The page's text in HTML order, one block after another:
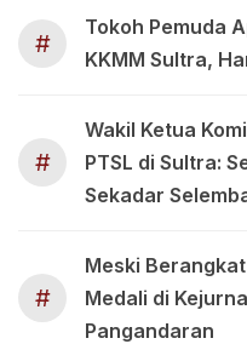
#
Tokoh Pemuda
KKMM Sultra,
#
Wakil Ketua
PTSL di Sultra:
Sekadar
#
Meski
Medali di
Pangandaran